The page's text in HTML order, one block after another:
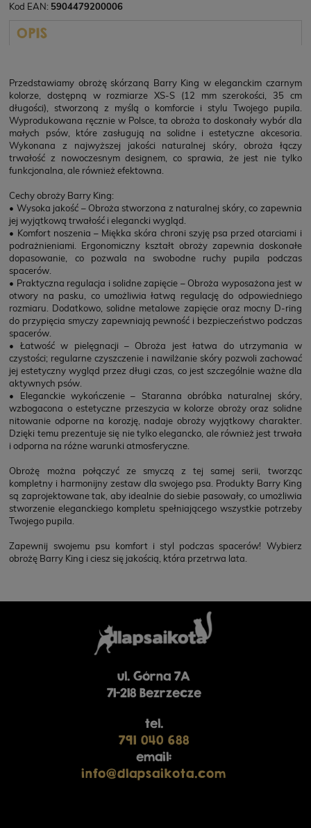
Kod EAN: 5904479200006
OPIS
Przedstawiamy obrożę skórzaną Barry King w eleganckim czarnym
kolorze, dostępną w rozmiarze XS-S (12 mm szerokości, 35 cm
długości), stworzoną z myślą o komforcie i stylu Twojego pupila.
Wyprodukowana ręcznie w Polsce, ta obroża to doskonały wybór dla
małych psów, które zasługują na solidne i estetyczne akcesoria.
Wykonana z najwyższej jakości naturalnej skóry, obroża łączy
trwałość z nowoczesnym designem, co sprawia, że jest nie tylko
funkcjonalna, ale również efektowna.
Cechy obroży Barry King:
• Wysoka jakość – Obroża stworzona z naturalnej skóry, co zapewnia
jej wyjątkową trwałość i elegancki wygląd.
• Komfort noszenia – Miękka skóra chroni szyję psa przed otarciami i
podrażnieniami. Ergonomiczny kształt obroży zapewnia doskonałe
dopasowanie, co pozwala na swobodne ruchy pupila podczas
spacerów.
• Praktyczna regulacja i solidne zapięcie – Obroża wyposażona jest w
otwory na pasku, co umożliwia łatwą regulację do odpowiedniego
rozmiaru. Dodatkowo, solidne metalowe zapięcie oraz mocny D-ring
do przypięcia smyczy zapewniają pewność i bezpieczeństwo podczas
spacerów.
• Łatwość w pielęgnacji – Obroża jest łatwa do utrzymania w
czystości; regularne czyszczenie i nawilżanie skóry pozwoli zachować
jej estetyczny wygląd przez długi czas, co jest szczególnie ważne dla
aktywnych psów.
• Eleganckie wykończenie – Staranna obróbka naturalnej skóry,
wzbogacona o estetyczne przeszycia w kolorze obroży oraz solidne
nitowanie odporne na korozję, nadaje obroży wyjątkowy charakter.
Dzięki temu prezentuje się nie tylko elegancko, ale również jest trwała
i odporna na różne warunki atmosferyczne.
Obrożę można połączyć ze smyczą z tej samej serii, tworząc
kompletny i harmonijny zestaw dla swojego psa. Produkty Barry King
są zaprojektowane tak, aby idealnie do siebie pasowały, co umożliwia
stworzenie eleganckiego kompletu spełniającego wszystkie potrzeby
Twojego pupila.
Zapewnij swojemu psu komfort i styl podczas spacerów! Wybierz
obrożę Barry King i ciesz się jakością, która przetrwa lata.
ul. Górna 7A
71-218 Bezrzecze
tel.
791 040 688
email:
info@dlapsaikota.com